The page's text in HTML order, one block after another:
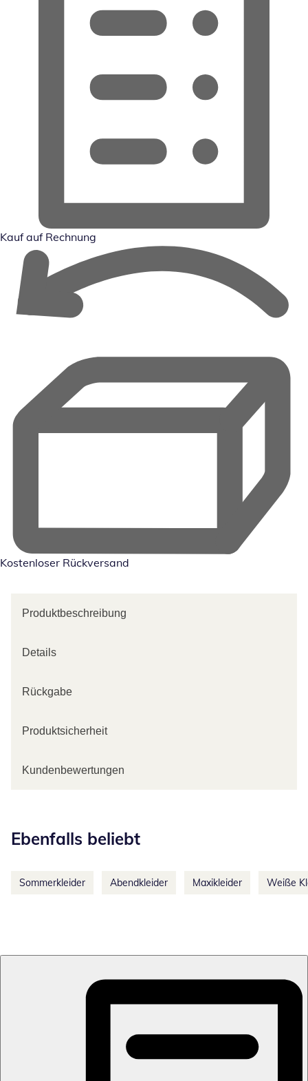
Kauf auf Rechnung
Kostenloser Rückversand
Produktbeschreibung
Details
Rückgabe
Produktsicherheit
Kundenbewertungen
Ebenfalls beliebt
Sommerkleider Abendkleider Maxikleider Weiße